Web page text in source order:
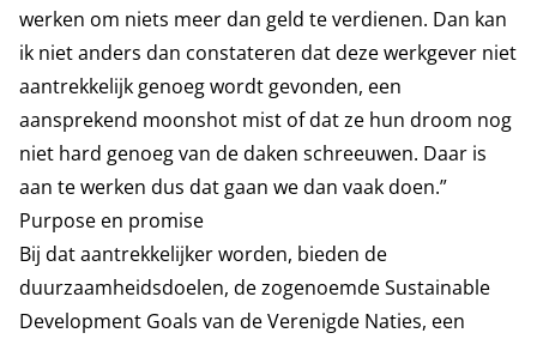
werken om niets meer dan geld te verdienen. Dan kan
ik niet anders dan constateren dat deze werkgever niet
aantrekkelijk genoeg wordt gevonden, een
aansprekend moonshot mist of dat ze hun droom nog
niet hard genoeg van de daken schreeuwen. Daar is
aan te werken dus dat gaan we dan vaak doen.”
Purpose en promise
Bij dat aantrekkelijker worden, bieden de
duurzaamheidsdoelen, de zogenoemde Sustainable
Development Goals van de Verenigde Naties, een